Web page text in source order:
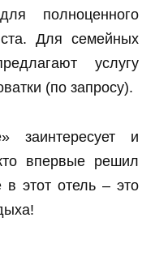
полноценного
Для семейных
услугу
(по запросу).
заинтересует и
впервые решил
в этот отель – это